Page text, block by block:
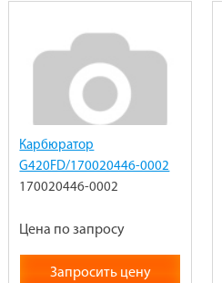
Карбюратор
G420FD/170020446-0002
170020446-0002
Цена по запросу
Запросить цену